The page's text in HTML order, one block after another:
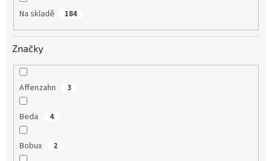
Na skladě 184
Značky
Affenzahn 3
Beda 4
Bobux 2